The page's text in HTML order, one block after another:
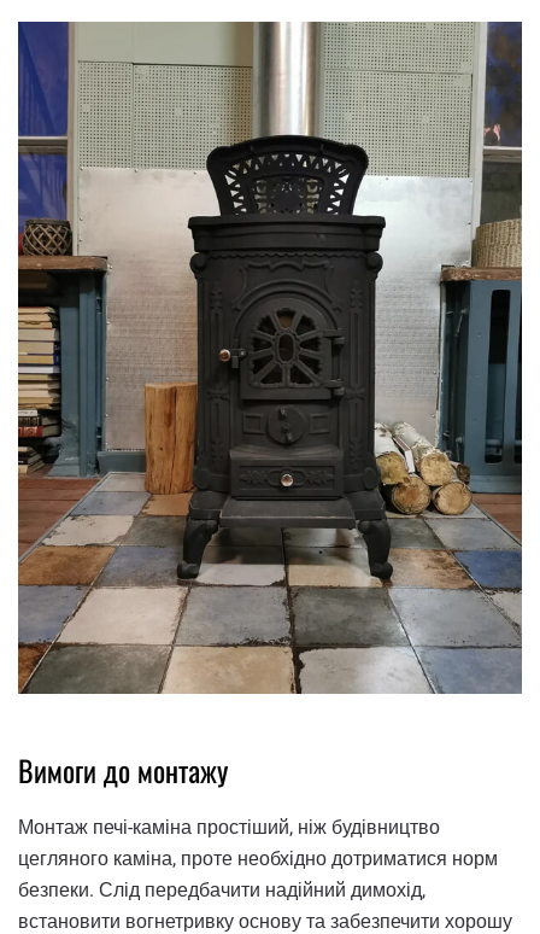
Вимоги до монтажу
Монтаж печі-каміна простіший, ніж будівництво
цегляного каміна, проте необхідно дотриматися норм
безпеки. Слід передбачити надійний димохід,
встановити вогнетривку основу та забезпечити хорошу